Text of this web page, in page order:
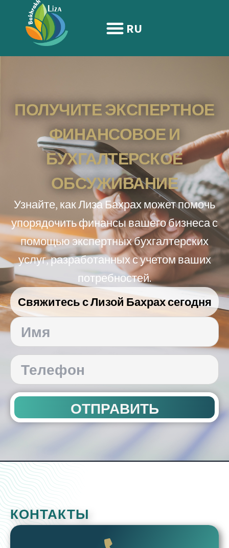
содержимому
RU
ПОЛУЧИТЕ ЭКСПЕРТНОЕ
ФИНАНСОВОЕ И
БУХГАЛТЕРСКОЕ
ОБСУЖИВАНИЕ
Узнайте, как Лиза Бахрах может помочь
упорядочить финансы вашего бизнеса с
помощью экспертных бухгалтерских
услуг, разработанных с учетом ваших
потребностей.
Свяжитесь с Лизой Бахрах сегодня
ОТПРАВИТЬ
КОНТАКТЫ